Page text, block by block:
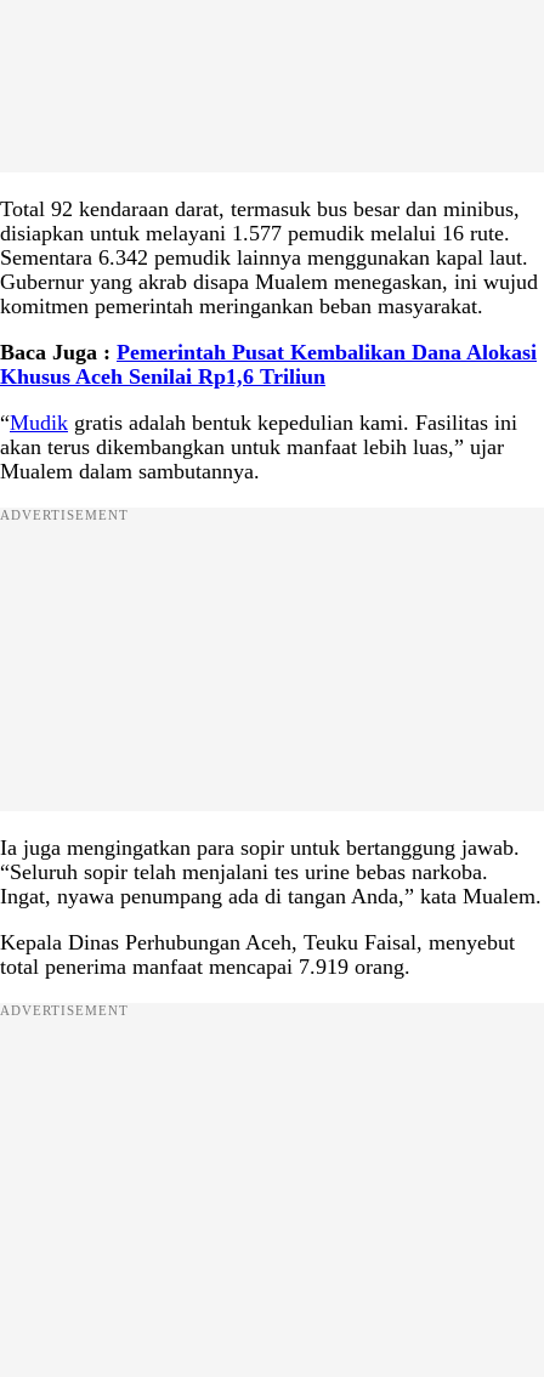
Total 92 kendaraan darat, termasuk bus besar dan minibus,
disiapkan untuk melayani 1.577 pemudik melalui 16 rute.
Sementara 6.342 pemudik lainnya menggunakan kapal laut.
Gubernur yang akrab disapa Mualem menegaskan, ini wujud
komitmen pemerintah meringankan beban masyarakat.
Baca Juga : Pemerintah Pusat Kembalikan Dana Alokasi
Khusus Aceh Senilai Rp1,6 Triliun
“Mudik gratis adalah bentuk kepedulian kami. Fasilitas ini
akan terus dikembangkan untuk manfaat lebih luas,” ujar
Mualem dalam sambutannya.
ADVERTISEMENT
Ia juga mengingatkan para sopir untuk bertanggung jawab.
“Seluruh sopir telah menjalani tes urine bebas narkoba.
Ingat, nyawa penumpang ada di tangan Anda,” kata Mualem.
Kepala Dinas Perhubungan Aceh, Teuku Faisal, menyebut
total penerima manfaat mencapai 7.919 orang.
ADVERTISEMENT